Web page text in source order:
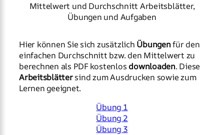
Mittelwert und Durchschnitt Arbeitsblätter,
Übungen und Aufgaben
Hier können Sie sich zusätzlich Übungenfür den
einfachen Durchschnitt bzw. den Mittelwert zu
berechnen als PDF kostenlosdownloaden. Diese
Arbeitsblättersind zum Ausdrucken sowie zum
Lernen geeignet.
Übung 1
Übung 2
Übung 3